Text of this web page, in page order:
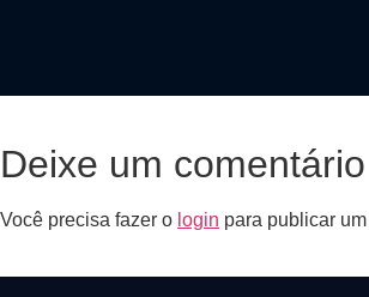
Deixe um comentário
Você precisa fazer o login para publicar